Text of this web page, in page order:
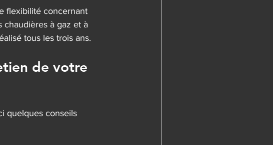
flexibilité concernant
chaudières à gaz et à
tous les trois ans.
de votre
quelques conseils